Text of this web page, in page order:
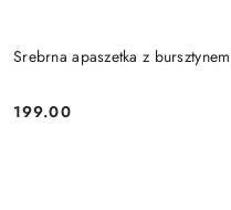
Srebrna apaszetka z
Cena:
199.00